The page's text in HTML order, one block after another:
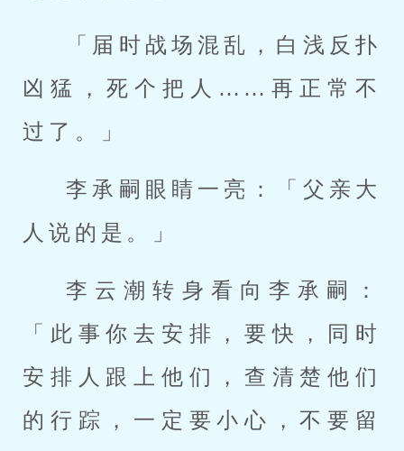
「届时战场混乱，白浅反扑
凶猛，死个把人……再正常不
过了。」
李承嗣眼睛一亮：「父亲大
人说的是。」
李云潮转身看向李承嗣：
「此事你去安排，要快，同时
安排人跟上他们，查清楚他们
的行踪，一定要小心，不要留